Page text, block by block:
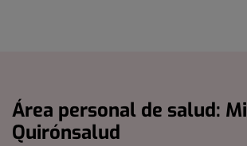
Área personal de salud: Mi
Quirónsalud